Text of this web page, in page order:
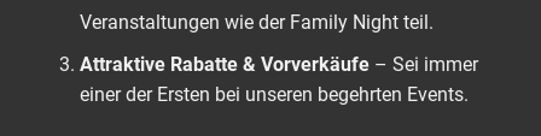
Veranstaltungen wie der Family Night teil.
Attraktive Rabatte & Vorverkäufe– Sei immer
einer der Ersten bei unseren begehrten Events.